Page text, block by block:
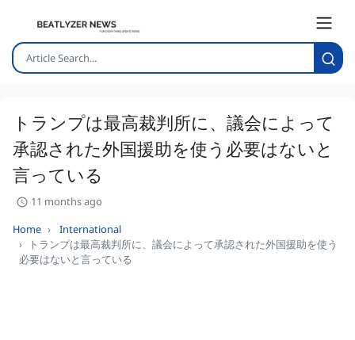
トランプは最高裁判所に、議会によって
承認された外国援助を使う必要はないと
言っている
11 months ago
Home
International
トランプは最高裁判所に、議会によって承認された外国援助を使う
必要はないと言っている